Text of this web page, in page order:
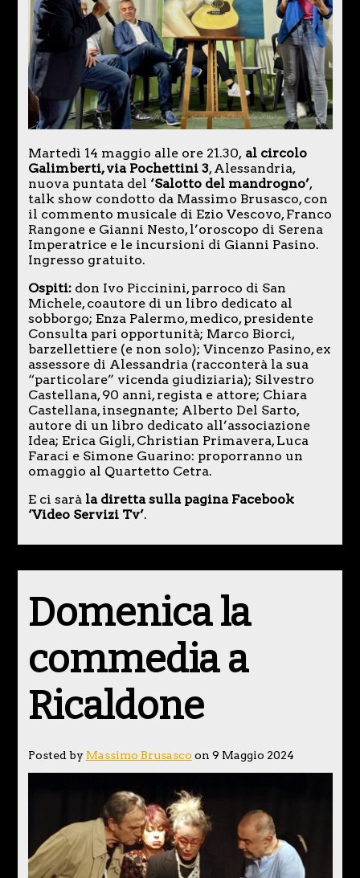
Martedì 14 maggio alle ore 21.30,al circolo
Galimberti, via Pochettini 3, Alessandria,
nuova puntata del ‘Salotto del mandrogno’,
talk show condotto da Massimo Brusasco, con
il commento musicale di Ezio Vescovo, Franco
Rangone e Gianni Nesto, l’oroscopo di Serena
Imperatrice e le incursioni di Gianni Pasino.
Ingresso gratuito.
Ospiti:don Ivo Piccinini, parroco di San
Michele, coautore di un libro dedicato al
sobborgo; Enza Palermo, medico, presidente
Consulta pari opportunità; Marco Biorci,
barzellettiere (e non solo); Vincenzo Pasino, ex
assessore di Alessandria (racconterà la sua
“particolare” vicenda giudiziaria); Silvestro
Castellana, 90 anni, regista e attore; Chiara
Castellana, insegnante; Alberto Del Sarto,
autore di un libro dedicato all’associazione
Idea; Erica Gigli, Christian Primavera, Luca
Faraci e Simone Guarino: proporranno un
omaggio al Quartetto Cetra.
E ci sarà la diretta sulla pagina Facebook
‘Video Servizi Tv’.
Domenica la
commedia a
Ricaldone
Posted by Massimo Brusasco on 9 Maggio 2024